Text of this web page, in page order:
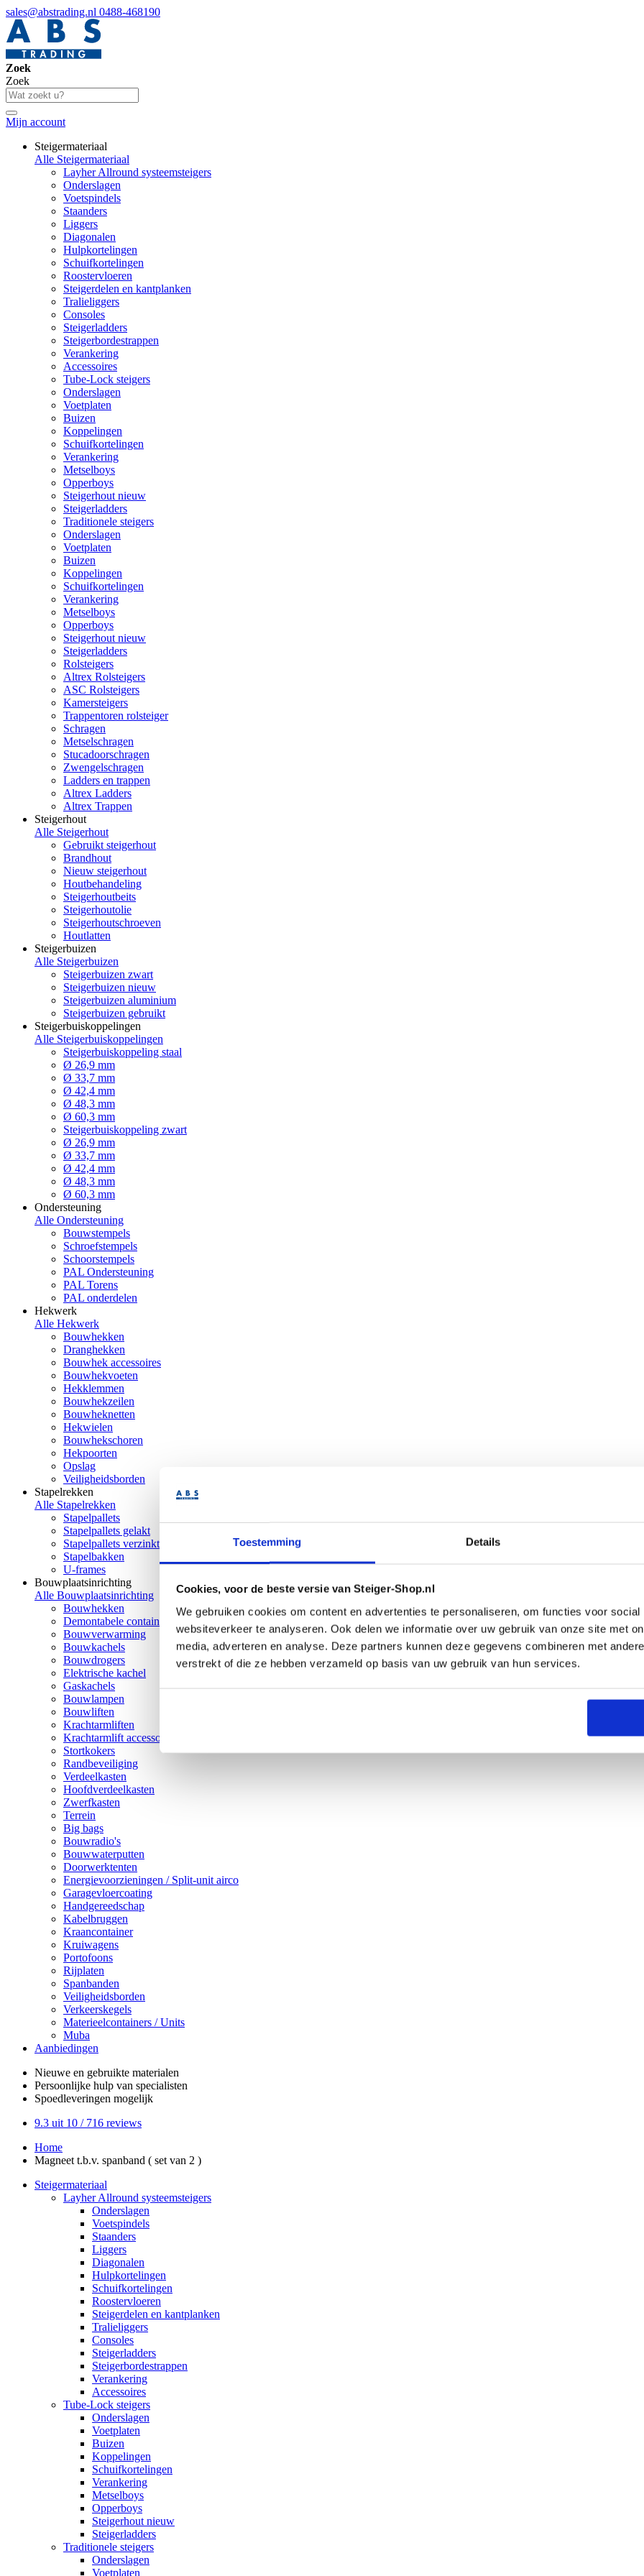
Toestemming Details
Cookies, voor de beste versie van Steiger-Shop.nl
We gebruiken cookies om content en advertenties te personaliseren, om functies voor
websiteverkeer te analyseren. Ook delen we informatie over uw gebruik van onze site met
media, adverteren en analyse. Deze partners kunnen deze gegevens combineren met
verstrekt of die ze hebben verzameld op basis van uw gebruik van hun services.
sales@abstrading.nl 0488-468190
Zoek
Zoek
Mijn account
Steigermateriaal
Alle Steigermateriaal
Layher Allround systeemsteigers
Onderslagen
Voetspindels
Staanders
Liggers
Diagonalen
Hulpkortelingen
Schuifkortelingen
Roostervloeren
Steigerdelen en kantplanken
Tralieliggers
Consoles
Steigerladders
Steigerbordestrappen
Verankering
Accessoires
Tube-Lock steigers
Onderslagen
Voetplaten
Buizen
Koppelingen
Schuifkortelingen
Verankering
Metselboys
Opperboys
Steigerhout nieuw
Steigerladders
Traditionele steigers
Onderslagen
Voetplaten
Buizen
Koppelingen
Schuifkortelingen
Verankering
Metselboys
Opperboys
Steigerhout nieuw
Steigerladders
Rolsteigers
Altrex Rolsteigers
ASC Rolsteigers
Kamersteigers
Trappentoren rolsteiger
Schragen
Metselschragen
Stucadoorschragen
Zwengelschragen
Ladders en trappen
Altrex Ladders
Altrex Trappen
Steigerhout
Alle Steigerhout
Gebruikt steigerhout
Brandhout
Nieuw steigerhout
Houtbehandeling
Steigerhoutbeits
Steigerhoutolie
Steigerhoutschroeven
Houtlatten
Steigerbuizen
Alle Steigerbuizen
Steigerbuizen zwart
Steigerbuizen nieuw
Steigerbuizen aluminium
Steigerbuizen gebruikt
Steigerbuiskoppelingen
Alle Steigerbuiskoppelingen
Steigerbuiskoppeling staal
Ø 26,9 mm
Ø 33,7 mm
Ø 42,4 mm
Ø 48,3 mm
Ø 60,3 mm
Steigerbuiskoppeling zwart
Ø 26,9 mm
Ø 33,7 mm
Ø 42,4 mm
Ø 48,3 mm
Ø 60,3 mm
Ondersteuning
Alle Ondersteuning
Bouwstempels
Schroefstempels
Schoorstempels
PAL Ondersteuning
PAL Torens
PAL onderdelen
Hekwerk
Alle Hekwerk
Bouwhekken
Dranghekken
Bouwhek accessoires
Bouwhekvoeten
Hekklemmen
Bouwhekzeilen
Bouwheknetten
Hekwielen
Bouwhekschoren
Hekpoorten
Opslag
Veiligheidsborden
Stapelrekken
Alle Stapelrekken
Stapelpallets
Stapelpallets gelakt
Stapelpallets verzinkt
Stapelbakken
U-frames
Bouwplaatsinrichting
Alle Bouwplaatsinrichting
Bouwhekken
Demontabele containers
Bouwverwarming
Bouwkachels
Bouwdrogers
Elektrische kachel
Gaskachels
Bouwlampen
Bouwliften
Krachtarmliften
Krachtarmlift accessoires
Stortkokers
Randbeveiliging
Verdeelkasten
Hoofdverdeelkasten
Zwerfkasten
Terrein
Big bags
Bouwradio's
Bouwwaterputten
Doorwerktenten
Energievoorzieningen / Split-unit airco
Garagevloercoating
Handgereedschap
Kabelbruggen
Kraancontainer
Kruiwagens
Portofoons
Rijplaten
Spanbanden
Veiligheidsborden
Verkeerskegels
Materieelcontainers / Units
Muba
Aanbiedingen
Nieuwe en gebruikte materialen
Persoonlijke hulp van specialisten
Spoedleveringen mogelijk
9.3 uit 10 / 716 reviews
Home
Magneet t.b.v. spanband ( set van 2 )
Steigermateriaal
Layher Allround systeemsteigers
Onderslagen
Voetspindels
Staanders
Liggers
Diagonalen
Hulpkortelingen
Schuifkortelingen
Roostervloeren
Steigerdelen en kantplanken
Tralieliggers
Consoles
Steigerladders
Steigerbordestrappen
Verankering
Accessoires
Tube-Lock steigers
Onderslagen
Voetplaten
Buizen
Koppelingen
Schuifkortelingen
Verankering
Metselboys
Opperboys
Steigerhout nieuw
Steigerladders
Traditionele steigers
Onderslagen
Voetplaten